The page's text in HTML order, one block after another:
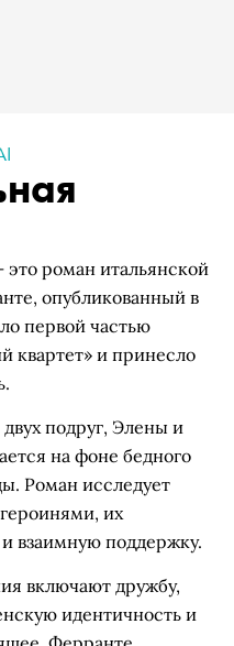
это роман итальянской
опубликованный в
первой частью
квартет» и принесло
подруг, Элены и
на фоне бедного
Роман исследует
их
взаимную поддержку.
включают дружбу,
идентичность и